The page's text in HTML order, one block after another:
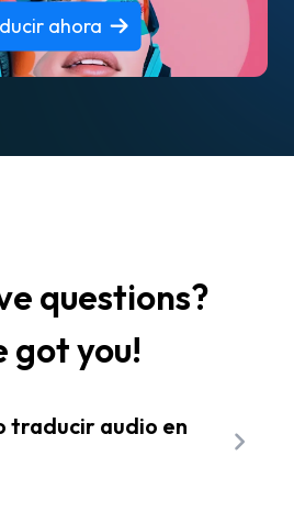
ahora
questions?
got you!
traducir audio en